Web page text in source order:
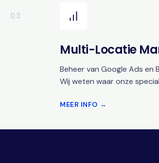
03
Multi-Locatie
Beheer van Google Ads en
Wij weten waar onze
MEER INFO →